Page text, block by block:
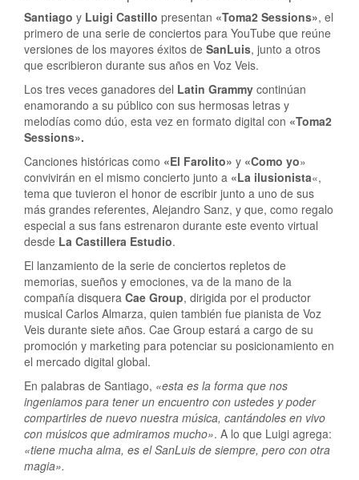
Santiago y Luigi Castillo presentan «Toma2 Sessions», el
primero de una serie de conciertos para YouTube que reúne
versiones de los mayores éxitos de SanLuis, junto a otros
que escribieron durante sus años en Voz Veis.
Los tres veces ganadores del Latin Grammy continúan
enamorando a su público con sus hermosas letras y
melodías como dúo, esta vez en formato digital con «Toma2
Sessions».
Canciones históricas como «El Farolito» y «Como yo»
convivirán en el mismo concierto junto a «La ilusionista«,
tema que tuvieron el honor de escribir junto a uno de sus
más grandes referentes, Alejandro Sanz, y que, como regalo
especial a sus fans estrenaron durante este evento virtual
desde La Castillera Estudio.
El lanzamiento de la serie de conciertos repletos de
memorias, sueños y emociones, va de la mano de la
compañía disquera Cae Group, dirigida por el productor
musical Carlos Almarza, quien también fue pianista de Voz
Veis durante siete años. Cae Group estará a cargo de su
promoción y marketing para potenciar su posicionamiento en
el mercado digital global.
En palabras de Santiago, «esta es la forma que nos
ingeniamos para tener un encuentro con ustedes y poder
compartirles de nuevo nuestra música, cantándoles en vivo
con músicos que admiramos mucho». A lo que Luigi agrega:
«tiene mucha alma, es el SanLuis de siempre, pero con otra
magia».